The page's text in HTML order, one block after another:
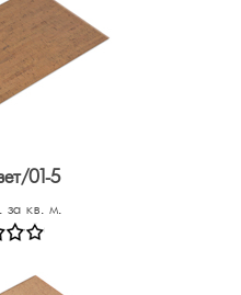
01-5
за кв. м.